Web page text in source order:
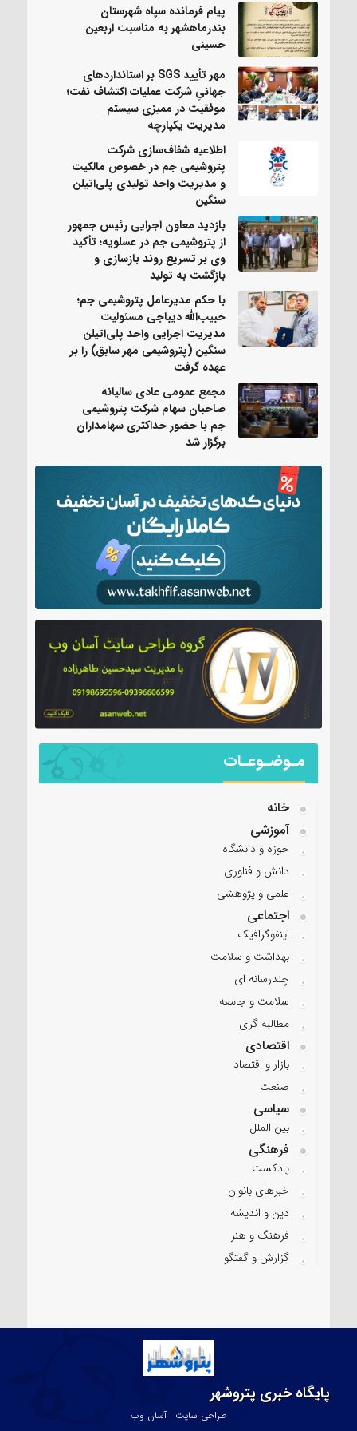
پیام فرمانده سپاه شهرستان
بندرماهشهر به مناسبت اربعین
حسینی
مهر تأیید SGS بر استانداردهای
جهانیِ شرکت عملیات اکتشاف نفت؛
موفقیت در ممیزی سیستم
مدیریت یکپارچه
اطلاعیه شفاف‌سازی شرکت
پتروشیمی جم در خصوص مالکیت
و مدیریت واحد تولیدی پلی‌اتیلن
سنگین
بازدید معاون اجرایی رئیس جمهور
از پتروشیمی جم در عسلویه؛ تأکید
وی بر تسریع روند بازسازی و
بازگشت به تولید
با حکم مدیرعامل پتروشیمی جم؛
حبیب‌الله دیباجی مسئولیت
مدیریت اجرایی واحد پلی‌اتیلن
سنگین (پتروشیمی مهر سابق) را بر
عهده گرفت
مجمع عمومی عادی سالیانه
صاحبان سهام شرکت پتروشیمی
جم با حضور حداکثری سهامداران
برگزار شد
مـوضـوعـات
خانه
آموزشی
حوزه و دانشگاه
دانش و فناوری
علمی و پژوهشی
اجتماعی
اینفوگرافیک
بهداشت و سلامت
چندرسانه ای
سلامت و جامعه
مطالبه گری
اقتصادی
بازار و اقتصاد
صنعت
سیاسی
بین الملل
فرهنگی
پادکست
خبرهای بانوان
دین و اندیشه
فرهنگ و هنر
گزارش و گفتگو
پایگاه خبری پتروشهر
طراحی سایت : آسان وب